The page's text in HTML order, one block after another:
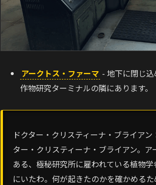
アークトス・ファーマ - 地下に閉じ
作物研究ターミナルの隣にあります。
ドクター・クリスティーナ・ブライア
ター・クリスティーナ・ブライアン。
ある、極秘研究所に雇われている植物
にいたわ。何が起きたのかを確かめる